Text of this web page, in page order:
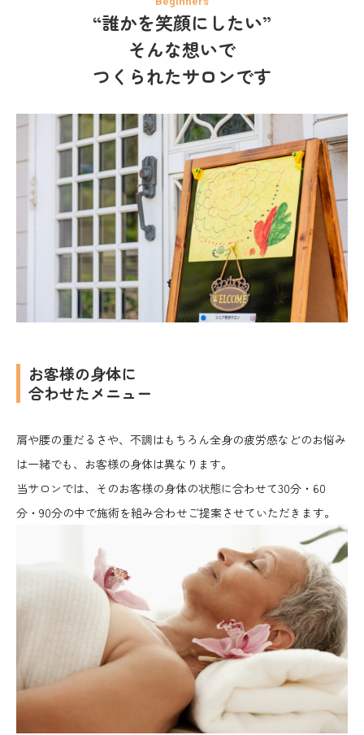
“誰かを笑顔にしたい”
そんな想いで
つくられたサロンです
お客様の身体に
合わせたメニュー
肩や腰の重だるさや、不調はもちろん全身の疲労感などのお悩み
は一緒でも、お客様の身体は異なります。
当サロンでは、そのお客様の身体の状態に合わせて30分・60
分・90分の中で施術を組み合わせご提案させていただきます。